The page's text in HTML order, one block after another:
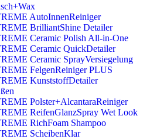
AutoInnenReiniger
BrilliantShine Detailer
Ceramic Polish All-in-One
Ceramic QuickDetailer
Ceramic SprayVersiegelung
FelgenReiniger PLUS
KunststoffDetailer
Polster+AlcantaraReiniger
ReifenGlanzSpray Wet Look
RichFoam Shampoo
ScheibenKlar